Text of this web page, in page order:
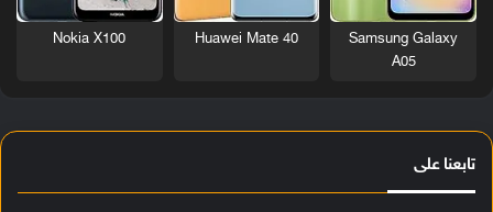
Samsung Galaxy
A05
Huawei Mate 40
Nokia X100
تابعنا على